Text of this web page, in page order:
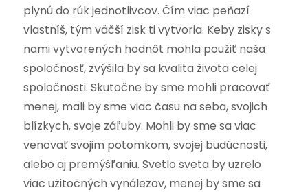
plynú do rúk jednotlivcov. Čím viac peňazí
vlastníš, tým väčší zisk ti vytvoria. Keby zisky s
nami vytvorených hodnôt mohla použiť naša
spoločnosť, zvýšila by sa kvalita života celej
spoločnosti. Skutočne by sme mohli pracovať
menej, mali by sme viac času na seba, svojich
blízkych, svoje záľuby. Mohli by sme sa viac
venovať svojim potomkom, svojej budúcnosti,
alebo aj premýšľaniu. Svetlo sveta by uzrelo
viac užitočných vynálezov, menej by sme sa